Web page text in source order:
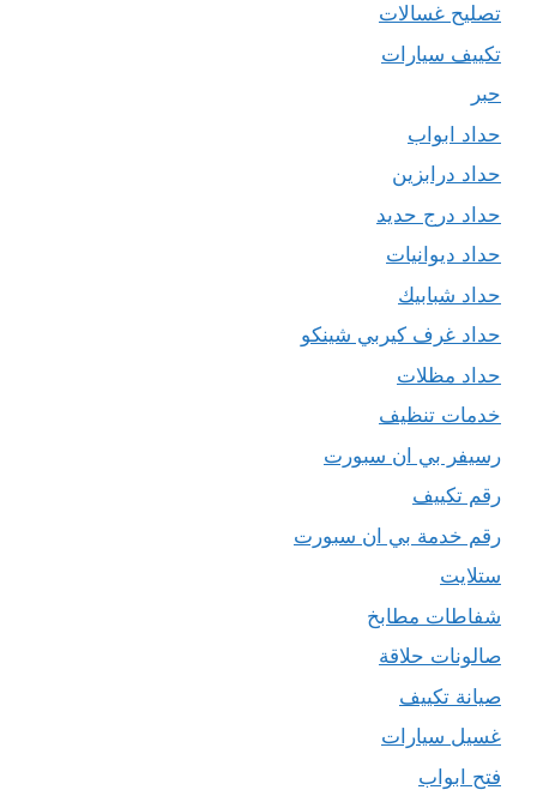
تصليح غسالات
تكييف سيارات
حبر
حداد ابواب
حداد درابزين
حداد درج حديد
حداد ديوانيات
حداد شبابيك
حداد غرف كيربي شينكو
حداد مظلات
خدمات تنظيف
رسيفر بي ان سبورت
رقم تكييف
رقم خدمة بي ان سبورت
ستلايت
شفاطات مطابخ
صالونات حلاقة
صيانة تكييف
غسيل سيارات
فتح ابواب